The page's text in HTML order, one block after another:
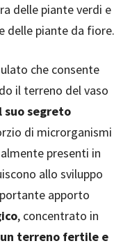
delle piante verdi e
delle piante da fiore.
che consente
il terreno del vaso
suo segreto
di microrganismi
presenti in
allo sviluppo
apporto
, concentrato in
terreno fertile e